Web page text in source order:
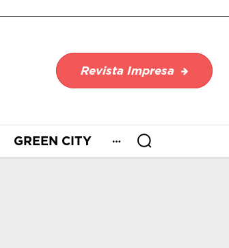
Revista Impresa
GREEN CITY